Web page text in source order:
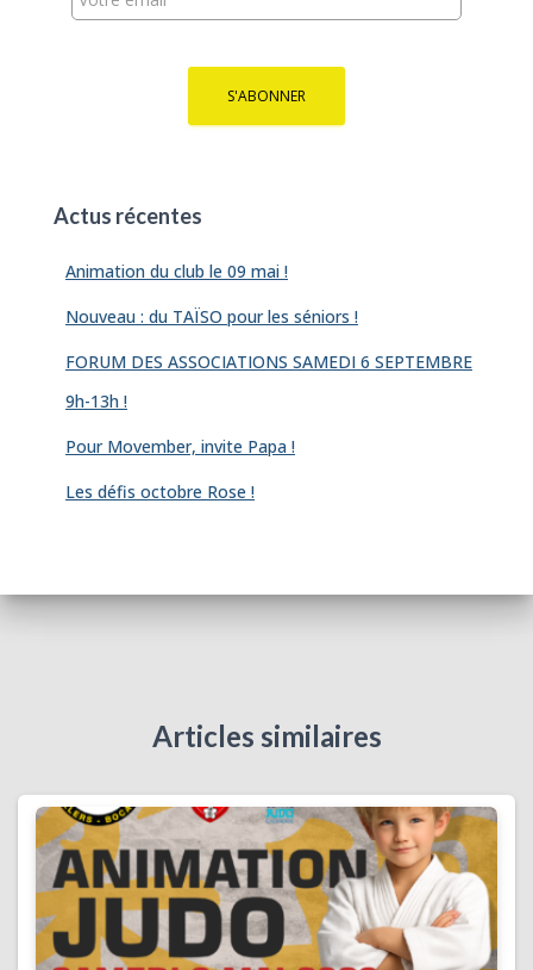
Actus récentes
Animation du club le 09 mai !
Nouveau : du TAÏSO pour les séniors !
FORUM DES ASSOCIATIONS SAMEDI 6 SEPTEMBRE
9h-13h !
Pour Movember, invite Papa !
Les défis octobre Rose !
Articles similaires